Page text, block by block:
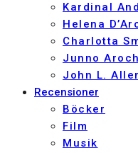
Kardinal
Helena
Charlotta
Junno
John L.
Recensioner
Böcker
Film
Musik